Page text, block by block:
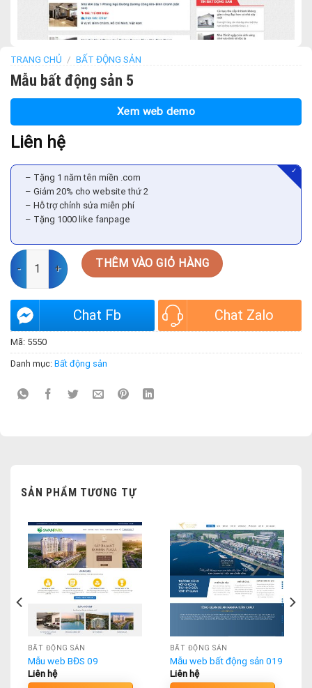
TRANG CHỦ / BẤT ĐỘNG SẢN
Mẫu bất động sản 5
Xem web demo
Liên hệ
– Tặng 1 năm tên miền .com
– Giảm 20% cho website thứ 2
– Hỗ trợ chỉnh sửa miễn phí
– Tặng 1000 like fanpage
✓
Mẫu bất động sản 5 số lượngTHÊM VÀO GIỎ HÀNG
Chat Fb Chat Zalo
Mã: 5550
Danh mục: Bất động sản
SẢN PHẨM TƯƠNG TỰ
BẤT ĐỘNG SẢN
Mẫu web BĐS 09
Liên hệ
BẤT ĐỘNG SẢN
Mẫu web bất động sản 019
Liên hệ